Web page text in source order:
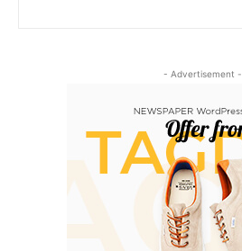
- Advertisement -